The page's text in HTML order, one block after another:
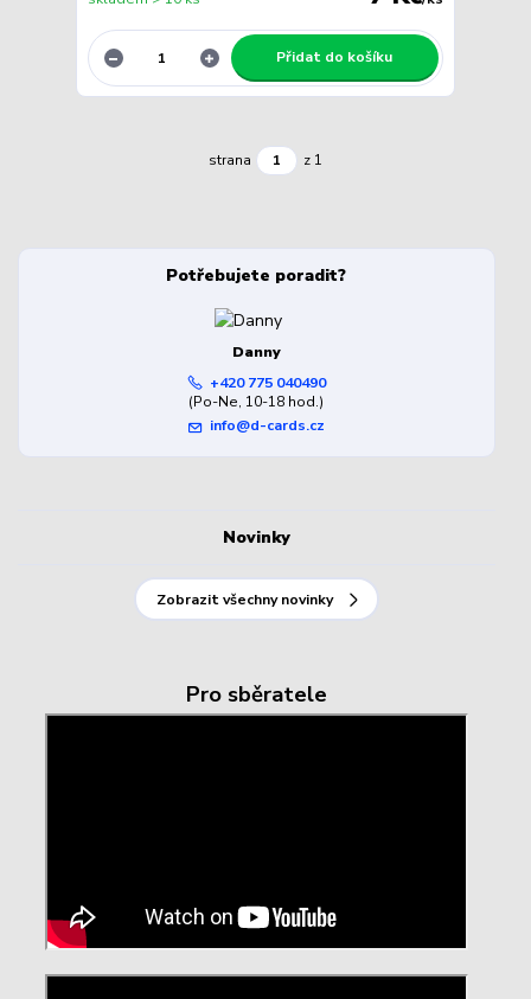
Přidat do košíku
strana z 1
Potřebujete poradit?
Danny
+420 775 040490
(Po-Ne, 10-18 hod.)
info@d-cards.cz
Novinky
Zobrazit všechny novinky
Pro sběratele